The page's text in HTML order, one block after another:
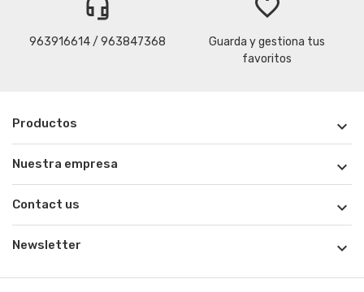
headset_mic
963916614 / 963847368
favorite_border
Guarda y gestiona tus
favoritos
Productos 
Nuestra empresa 
Contact us 
Newsletter 